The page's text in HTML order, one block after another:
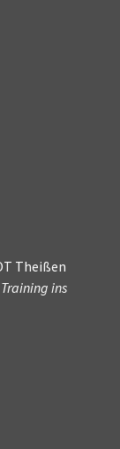
Theißen
ins